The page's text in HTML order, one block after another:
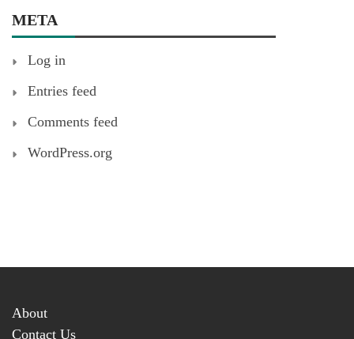
META
Log in
Entries feed
Comments feed
WordPress.org
About
Contact Us